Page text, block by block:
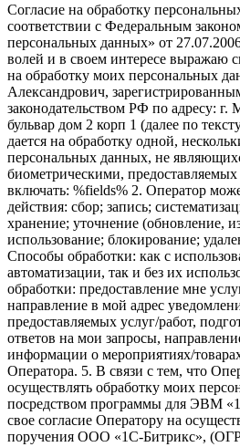
Согласие на обработку
соответствии с Федеральным
персональных данных» от
волей и в своем интересе выражаю
на обработку моих персональных
Александрович,
законодательством РФ по адресу: г.
бульвар дом 2 корп 1 (далее по
дается на обработку одной,
персональных данных, не
биометрическими,
включать: %fields% 2. Оператор
действия: сбор; запись;
хранение; уточнение (обновление,
использование; блокирование;
Способы обработки: как с
автоматизации, так и без их
обработки: предоставление мне
направление в мой адрес
предоставляемых услуг/работ,
ответов на мои запросы,
информации о мероприятиях/
Оператора. 5. В связи с тем, что
осуществлять обработку моих
посредством программы для ЭВМ
свое согласие Оператору на
поручения ООО «1С-Битрикс»,